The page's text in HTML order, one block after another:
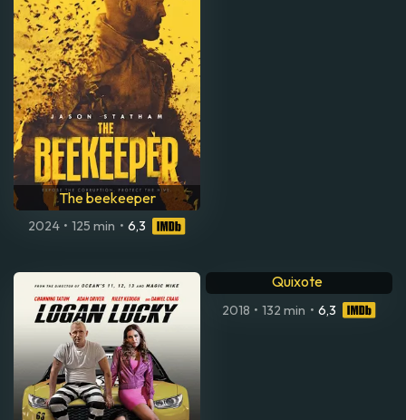
The beekeeper
2024 • 125 min • 6,3
Quixote
2018 • 132 min • 6,3